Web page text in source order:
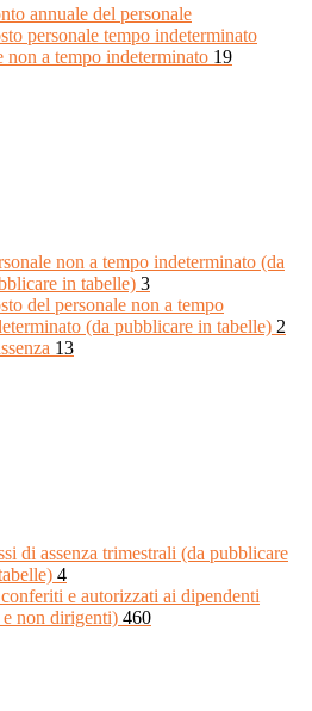
annuale del personale
personale tempo indeterminato
non a tempo indeterminato 19
non a tempo indeterminato (da
in tabelle) 3
del personale non a tempo
(da pubblicare in tabelle) 2
13
di assenza trimestrali (da pubblicare
4
e autorizzati ai dipendenti
non dirigenti) 460